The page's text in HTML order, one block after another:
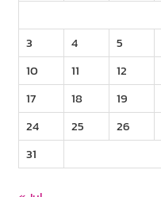
3
4 5
10
11 12
17
18 19
24
25 26
31